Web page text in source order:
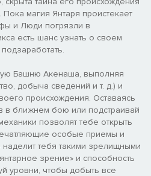
магия Янтаря проистекает
и Люди погрязли в
есть шанс узнать о своем
Башню Акенаша, выполняя
добыча сведений и т. д.) и
происхождения. Оставаясь
в ближнем бою или подстраивай
позволят тебе открыть
особые приемы и
тебя такими зрелищными
зрение» и способность
уровни, чтобы добыть все